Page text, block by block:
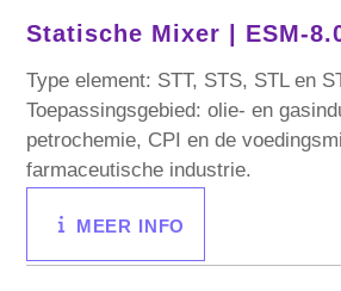
Statische Mixer | ESM-
Type element: STT, STS, STL en
Toepassingsgebied: olie- en
petrochemie, CPI en de
farmaceutische industrie.
MEER INFO